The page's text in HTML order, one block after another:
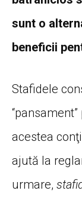
sunt o
beneficii
Stafidele
acestea
ajută la
urmare,